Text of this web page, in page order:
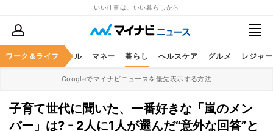
いい仕事は、いい暮らしから
ワーク＆ライフ
ア ビジネススキル マネー 暮らし ヘルスケア グルメ レジャー
Googleでマイナビニュースを優先表示する方法
子育て世代に聞いた、一番好きな「嵐のメン
バー」は? - 2人に1人が選んだ“意外な回答”と